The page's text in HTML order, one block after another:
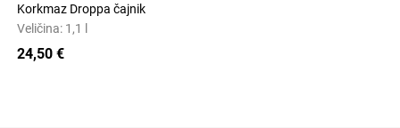
Korkmaz Droppa čajnik
Veličina: 1,1 l
24,50 €